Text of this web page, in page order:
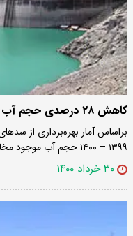
کاهش ۲۸ درصدی حجم آب مخازن کل کشور
۱۳۹۹ – ۱۴۰۰ حجم آب موجود مخازن کل کشور ۲۸…
۳۰ خرداد ۱۴۰۰